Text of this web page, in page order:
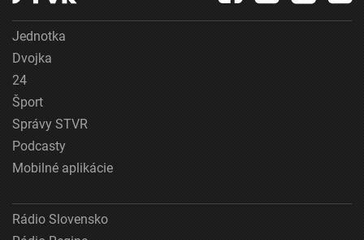
Jednotka
Dvojka
24
Šport
Správy STVR
Podcasty
Mobilné aplikácie
Rádio Slovensko